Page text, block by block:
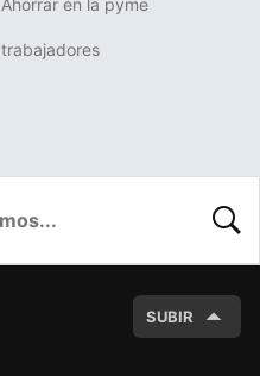
trabajadores
SUBIR